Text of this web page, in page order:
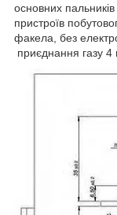
основних
пристроїв
факела, без
приєднання газу